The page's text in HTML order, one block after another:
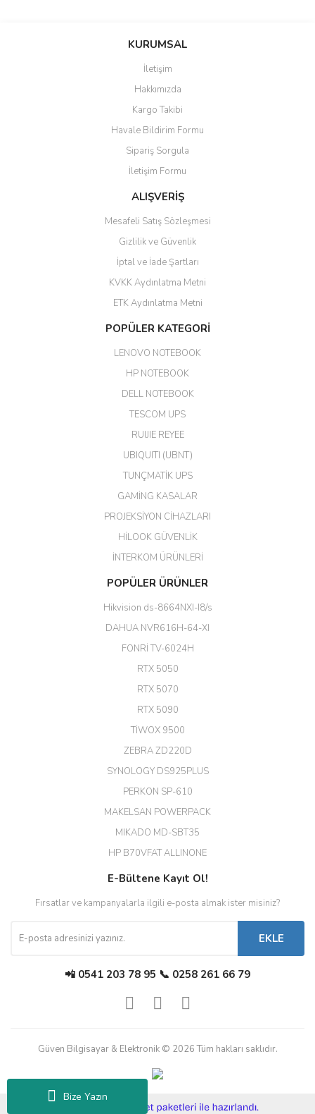
Bize Yazın
Bu ürüne ilk yorumu siz yapın!
güzel paketlenmiş ama yanında
ile 24 izlenmektedir diye küçük
bir tabela olsa daha hoş
hızlı güvenli bir alışveriş oldu
Yalçın Kaya | 20/06/2026
ahmet yiğit | 29/04/2026
Aldığım ürün kapalı kutu teslim
edildi. Teşekkür ederim.
GÜRKAN KETHÜDAOĞLU |
Her şey için teşekkür ederim çok
Erdal Cingöz | 07/02/2026
Başarılı. Bu vasıfta bir ürünü bu
kadar uygun fiyata bulabilmek
büyük şans. Güvenliticaret
(HIKVISION DS-3E0326P-E/M(B)
EROL ÇAKMAK | 26/12/2025
Diğer yorumları göster
KURUMSAL
İletişim
Hakkımızda
Kargo Takibi
Havale Bildirim Formu
Sipariş Sorgula
İletişim Formu
ALIŞVERİŞ
Mesafeli Satış Sözleşmesi
Gizlilik ve Güvenlik
İptal ve İade Şartları
KVKK Aydınlatma Metni
ETK Aydınlatma Metni
POPÜLER KATEGORİ
LENOVO NOTEBOOK
HP NOTEBOOK
DELL NOTEBOOK
TESCOM UPS
RUIJIE REYEE
UBIQUITI (UBNT)
TUNÇMATİK UPS
GAMİNG KASALAR
PROJEKSİYON CİHAZLARI
HİLOOK GÜVENLİK
İNTERKOM ÜRÜNLERİ
POPÜLER ÜRÜNLER
Hikvision ds-8664NXI-I8/s
DAHUA NVR616H-64-XI
FONRİ TV-6024H
RTX 5050
RTX 5070
RTX 5090
TİWOX 9500
ZEBRA ZD220D
SYNOLOGY DS925PLUS
PERKON SP-610
MAKELSAN POWERPACK
MIKADO MD-SBT35
HP B70VFAT ALLINONE
E-Bültene Kayıt Ol!
Fırsatlar ve kampanyalarla ilgili e-posta almak ister misiniz?
EKLE
📲 0541 203 78 95 📞 0258 261 66 79
Güven Bilgisayar & Elektronik © 2026 Tüm hakları saklıdır.
e-